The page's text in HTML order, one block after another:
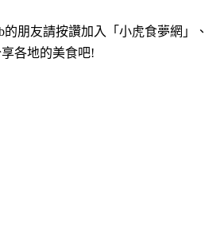
朋友請按讚加入「小虎食夢網」、
各地的美食吧!